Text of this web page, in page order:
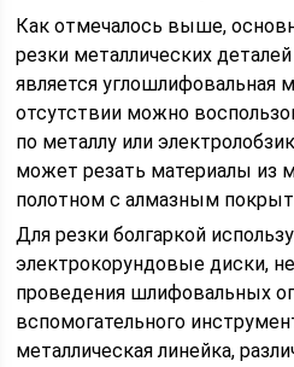
Как отмечалось выше,
резки металлических
является углошлифовальная
отсутствии можно
по металлу или
может резать материалы из
полотном с алмазным
Для резки болгаркой
электрокорундовые диски,
проведения шлифовальных
вспомогательного
металлическая линейка,